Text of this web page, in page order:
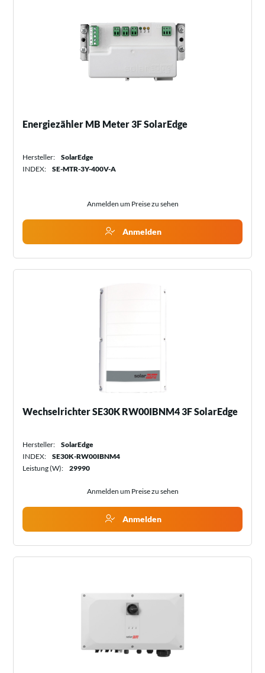
Energiezähler MB Meter 3F SolarEdge
Hersteller:
SolarEdge
INDEX:
SE-MTR-3Y-400V-A
Anmelden um Preise zu sehen
Anmelden
Wechselrichter SE30K RW00IBNM4 3F SolarEdge
Hersteller:
SolarEdge
INDEX:
SE30K-RW00IBNM4
Leistung (W):
29990
Anmelden um Preise zu sehen
Anmelden